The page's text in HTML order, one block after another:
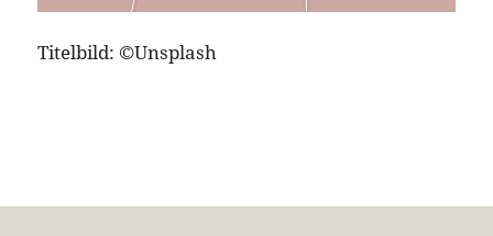
Titelbild: ©Unsplash